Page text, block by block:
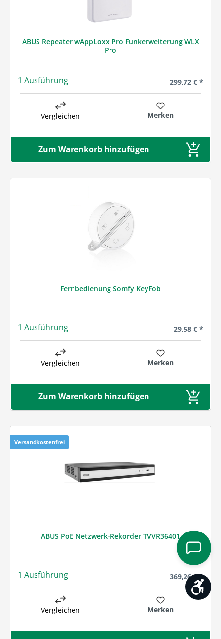
ABUS Repeater wAppLoxx Pro Funkerweiterung WLX
Pro
1 Ausführung Regulärer
299,72 € *
Vergleichen Merken
Zum Warenkorb hinzufügen
Fernbedienung Somfy KeyFob
1 Ausführung Regulärer
29,58 € *
Vergleichen Merken
Zum Warenkorb hinzufügen
Versandkostenfrei
ABUS PoE Netzwerk-Rekorder TVVR36401
1 Ausführung Regulärer
369,26 € *
Vergleichen Merken